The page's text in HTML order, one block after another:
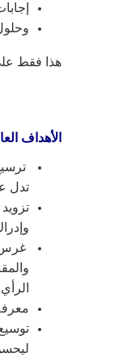
هذا فقط
الأهداف
تدل
غرس